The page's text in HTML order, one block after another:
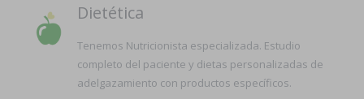
Dietética
Tenemos Nutricionista especializada. Estudio
completo del paciente y dietas personalizadas de
adelgazamiento con productos específicos.